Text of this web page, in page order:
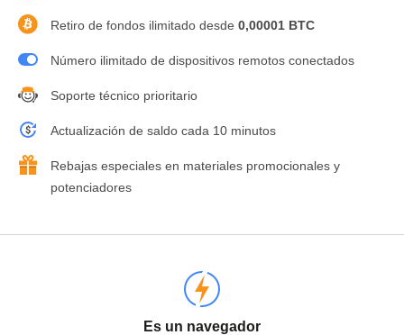
Retiro de fondos ilimitado desde 0,00001 BTC
Número ilimitado de dispositivos remotos conectados
Soporte técnico prioritario
Actualización de saldo cada 10 minutos
Rebajas especiales en materiales promocionales y
potenciadores
Es un navegador